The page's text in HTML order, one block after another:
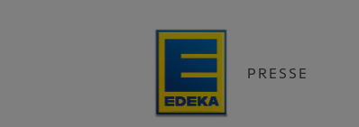
PRESSE